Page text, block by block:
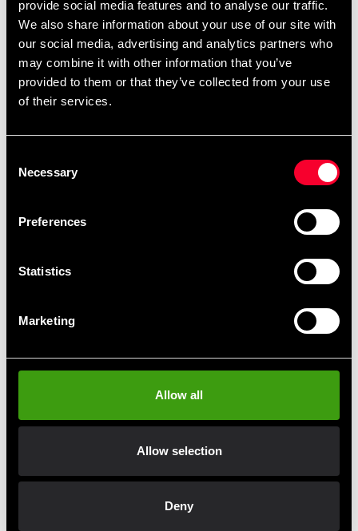
provide social media features and to analyse our traffic.
We also share information about your use of our site with
our social media, advertising and analytics partners who
may combine it with other information that you’ve
provided to them or that they’ve collected from your use
of their services.
Selection
Necessary
Preferences
Statistics
Marketing
Allow all
Allow selection
Deny
henkselit
290 SEK
Olive-Yellow
Alkaen 249 SEK